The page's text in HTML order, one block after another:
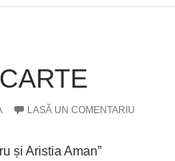
LASĂ UN COMENTARIU
și Aristia Aman”